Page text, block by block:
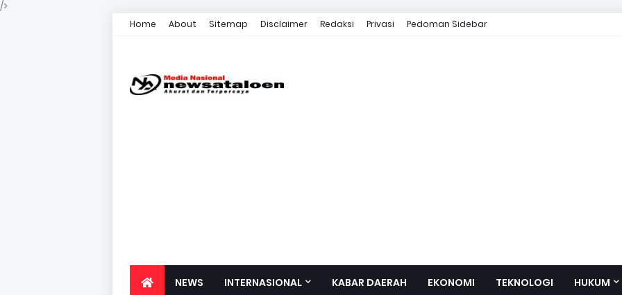
/>
Home About Sitemap Disclaimer Redaksi Privasi Pedoman Sidebar
NEWS INTERNASIONAL KABAR DAERAH EKONOMI TEKNOLOGI HUKUM